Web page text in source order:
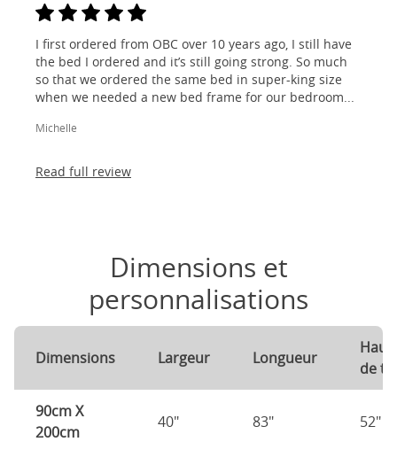
I first ordered from OBC over 10 years ago, I still have
the bed I ordered and it’s still going strong. So much
so that we ordered the same bed in super-king size
when we needed a new bed frame for our bedroom...
Michelle
Read full review
Dimensions et
personnalisations
Dimensions Largeur Longueur
de
90cm X
200cm
40" 83" 52"